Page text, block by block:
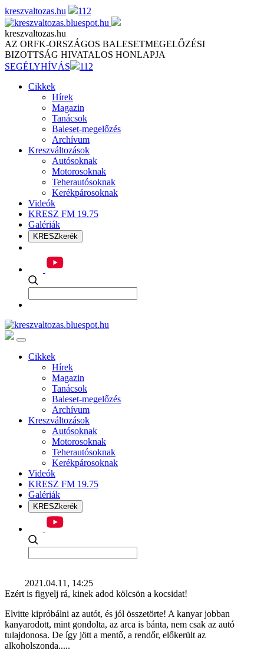
Skip
to
content
kreszvaltozas.hu 112
kreszvaltozas.hu
AZ ORFK-ORSZÁGOS BALESETMEGELŐZÉSI
BIZOTTSÁG HIVATALOS HONLAPJA
SEGÉLYHÍVÁS
112
Cikkek
Hírek
Magazin
Tanácsok
Baleset-megelőzés
Archívum
Kreszváltozások
Autósoknak
Motorosoknak
Teherautósoknak
Kerékpárosoknak
Videók
KRESZ FM 19.75
Galériák
KRESZkerék
Cikkek
Hírek
Magazin
Tanácsok
Baleset-megelőzés
Archívum
Kreszváltozások
Autósoknak
Motorosoknak
Teherautósoknak
Kerékpárosoknak
Videók
KRESZ FM 19.75
Galériák
KRESZkerék
2021.04.11, 14:25
Ezért is figyelj rá, kinek adod kölcsön a kocsidat!
Elvitte kipróbálni az autót, és jól összetörte! A kanyar jobban
kanyarodott, mint gondolta, az arca is bánta, nem csak az autó
tulajdonosa. De így jött a mentő, a rendőr, előkerült az
alkoholszonda.....